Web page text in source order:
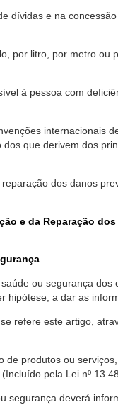
dívidas e na
por litro, por metro
à pessoa com
internacionais
que derivem dos
dos danos
e da Reparação
ou segurança
a dar as
refere este artigo,
produtos ou
pela Lei nº
deverá